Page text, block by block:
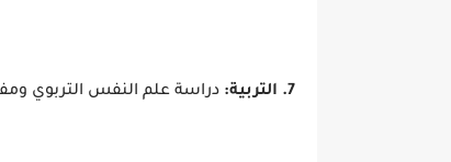
7. التربية: دراسة علم النفس التربوي